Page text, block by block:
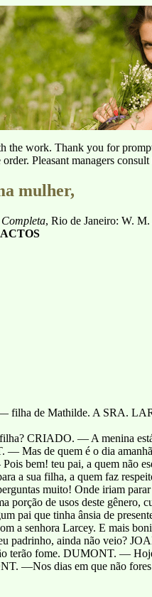
the work. Thank you for
Pleasant managers
mulher,
, Rio de Janeiro: W.
de Mathilde. A SRA.
CRIADO. — A menina
Mas de quem é o dia
bem! teu pai, a quem não
a sua filha, a quem faz
muito! Onde iriam parar
de usos deste gênero,
pai que tinha ânsia de
a senhora Larcey. E mais
padrinho, ainda não veio?
terão fome. DUMONT. —
—Nos dias em que não